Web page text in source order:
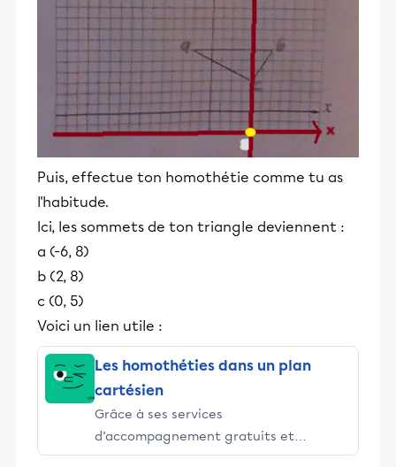
Puis, effectue ton homothétie comme tu as
l'habitude.
Ici, les sommets de ton triangle deviennent :
a (-6, 8)
b (2, 8)
c (0, 5)
Voici un lien utile :
Les homothéties dans un plan
cartésien
Grâce à ses services
d’accompagnement gratuits et
stimulants, Alloprof engage les élèves